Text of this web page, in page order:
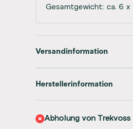
Gesamtgewicht: ca. 6
Versandinformation
Herstellerinformation
Abholung von